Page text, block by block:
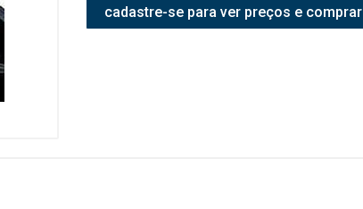
cadastre-se para ver preços e comprar